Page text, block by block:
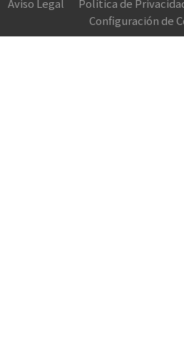
Aviso Legal Política de
Configuración de